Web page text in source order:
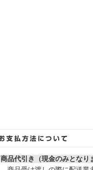
商品代引き（現金のみとなり